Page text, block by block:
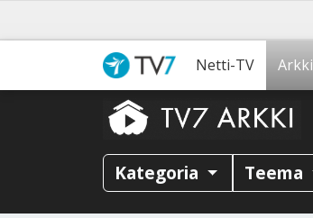
Netti-TV Arkki
Kategoria Teema